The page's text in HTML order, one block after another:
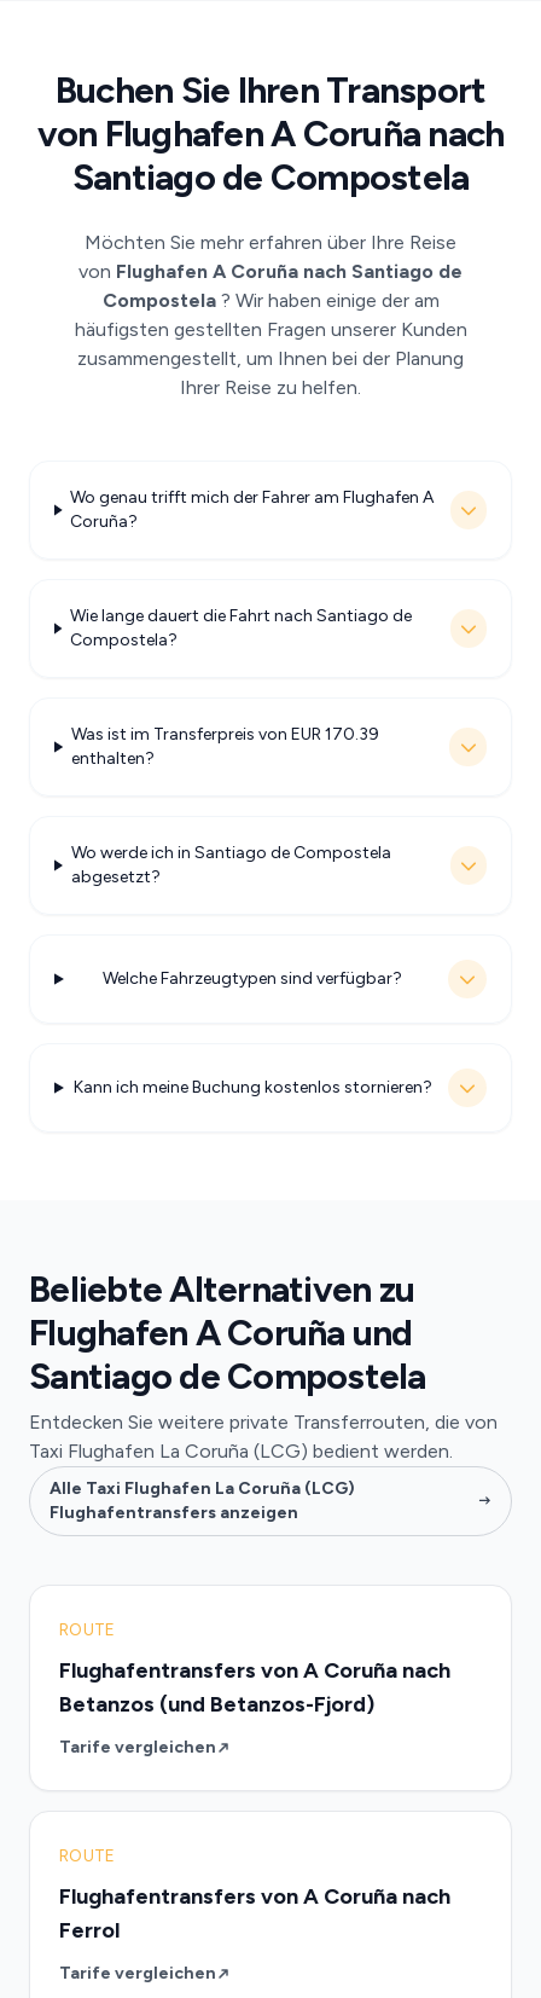
Buchen Sie Ihren Transport
von Flughafen A Coruña nach
Santiago de Compostela
Möchten Sie mehr erfahren über Ihre Reise
von Flughafen A Coruña nach Santiago de
Compostela ? Wir haben einige der am
häufigsten gestellten Fragen unserer Kunden
zusammengestellt, um Ihnen bei der Planung
Ihrer Reise zu helfen.
Wo genau trifft mich der Fahrer am Flughafen A
Coruña?
Wie lange dauert die Fahrt nach Santiago de
Compostela?
Was ist im Transferpreis von EUR 170.39
enthalten?
Wo werde ich in Santiago de Compostela
abgesetzt?
Welche Fahrzeugtypen sind verfügbar?
Kann ich meine Buchung kostenlos stornieren?
Beliebte Alternativen zu
Flughafen A Coruña und
Santiago de Compostela
Entdecken Sie weitere private Transferrouten, die von
Taxi Flughafen La Coruña (LCG) bedient werden.
Alle Taxi Flughafen La Coruña (LCG)
Flughafentransfers anzeigen
ROUTE
Flughafentransfers von A Coruña nach
Betanzos (und Betanzos-Fjord)
Tarife vergleichen
ROUTE
Flughafentransfers von A Coruña nach
Ferrol
Tarife vergleichen